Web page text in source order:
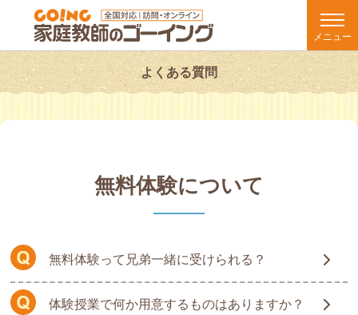
メニュー
よくある質問
無料体験について
無料体験って兄弟一緒に受けられる？
体験授業で何か用意するものはありますか？